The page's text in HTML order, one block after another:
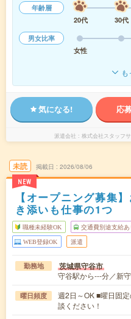
年齢層
20代
30代
男女比率
女性
気になる! 応
派遣会社 株式会社スタッフ
未読
NEW
掲載日 2026/08/06
【オープニング募集
き添いも仕事の1つ
職種未経験OK 交通費別途支給あ
WEB登録OK 派遣
勤務地 茨城県守谷市
守谷駅から---分／新
曜日頻度
週2日～OK ■曜日固
談ください！